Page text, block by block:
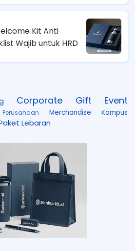
Kit Anti
Wajib untuk HRD
Corporate Gift
Event
Merchandise Kampus
Lebaran